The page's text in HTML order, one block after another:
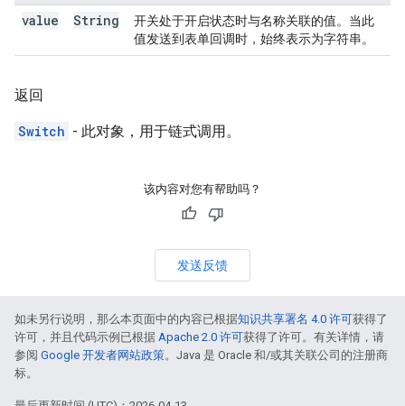
value String
开关处于开启状态时与名称关联的值。当此
值发送到表单回调时，始终表示为字符串。
返回
Switch - 此对象，用于链式调用。
该内容对您有帮助吗？
发送反馈
如未另行说明，那么本页面中的内容已根据知识共享署名 4.0 许可获得了
许可，并且代码示例已根据 Apache 2.0 许可获得了许可。有关详情，请
参阅 Google 开发者网站政策。Java 是 Oracle 和/或其关联公司的注册商
标。